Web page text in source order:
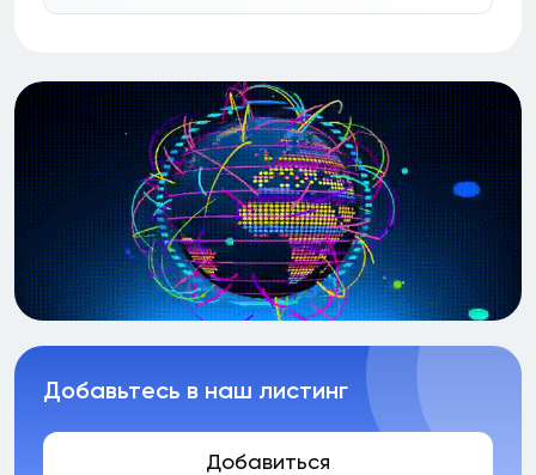
Добавьтесь в наш листинг
Добавиться